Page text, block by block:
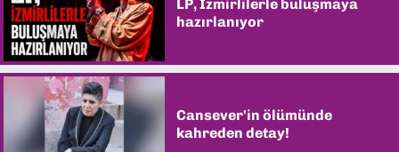
LP, İzmirlilerle buluşmaya
hazırlanıyor
Cansever'in ölümünde
kahreden detay!